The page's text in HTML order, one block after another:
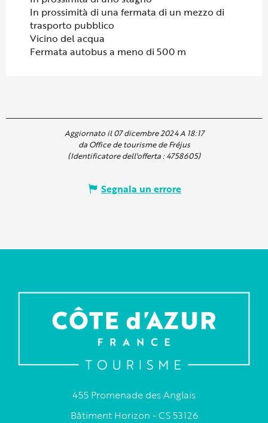
In prossimità di una fermata di un mezzo di
trasporto pubblico
Vicino del acqua
Fermata autobus a meno di 500 m
Aggiornato il 07 dicembre 2024 A 18:17
da Office de tourisme de Fréjus
(Identificatore dell'offerta :4758605)
Segnala un errore
455 Promenade des Anglais
Bâtiment Horizon - CS 53126